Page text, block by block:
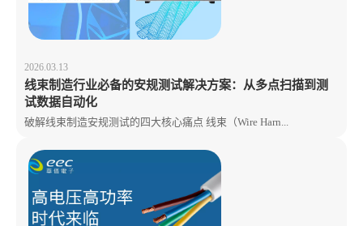
2026.03.13
线束制造行业必备的安规测试解决方案：从多点扫描到测
试数据自动化
破解线束制造安规测试的四大核心痛点 线束（Wire Harn...